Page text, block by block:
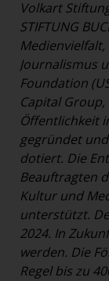
Volkart
STIFTUNG
Medienvielfalt,
Journalismus
Foundation
Capital
Öffentlichkeit
gegründet
dotiert. Die
Beauftragten
Kultur und
unterstützt.
2024. In
werden. Die
Regel bis zu